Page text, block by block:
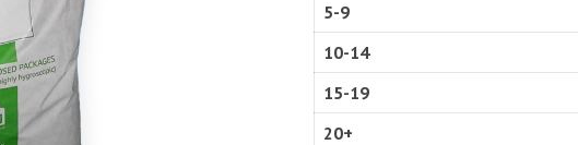
5-9
10-14
15-19
20+